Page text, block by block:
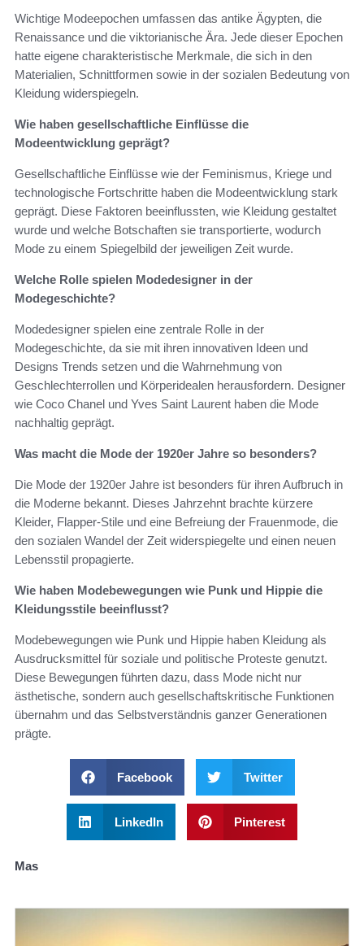
Wichtige Modeepochen umfassen das antike Ägypten, die
Renaissance und die viktorianische Ära. Jede dieser Epochen
hatte eigene charakteristische Merkmale, die sich in den
Materialien, Schnittformen sowie in der sozialen Bedeutung von
Kleidung widerspiegeln.
Wie haben gesellschaftliche Einflüsse die
Modeentwicklung geprägt?
Gesellschaftliche Einflüsse wie der Feminismus, Kriege und
technologische Fortschritte haben die Modeentwicklung stark
geprägt. Diese Faktoren beeinflussten, wie Kleidung gestaltet
wurde und welche Botschaften sie transportierte, wodurch
Mode zu einem Spiegelbild der jeweiligen Zeit wurde.
Welche Rolle spielen Modedesigner in der
Modegeschichte?
Modedesigner spielen eine zentrale Rolle in der
Modegeschichte, da sie mit ihren innovativen Ideen und
Designs Trends setzen und die Wahrnehmung von
Geschlechterrollen und Körperidealen herausfordern. Designer
wie Coco Chanel und Yves Saint Laurent haben die Mode
nachhaltig geprägt.
Was macht die Mode der 1920er Jahre so besonders?
Die Mode der 1920er Jahre ist besonders für ihren Aufbruch in
die Moderne bekannt. Dieses Jahrzehnt brachte kürzere
Kleider, Flapper-Stile und eine Befreiung der Frauenmode, die
den sozialen Wandel der Zeit widerspiegelte und einen neuen
Lebensstil propagierte.
Wie haben Modebewegungen wie Punk und Hippie die
Kleidungsstile beeinflusst?
Modebewegungen wie Punk und Hippie haben Kleidung als
Ausdrucksmittel für soziale und politische Proteste genutzt.
Diese Bewegungen führten dazu, dass Mode nicht nur
ästhetische, sondern auch gesellschaftskritische Funktionen
übernahm und das Selbstverständnis ganzer Generationen
prägte.
Facebook Twitter
LinkedIn Pinterest
Mas